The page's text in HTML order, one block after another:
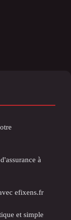
à
efixens.fr
et simple